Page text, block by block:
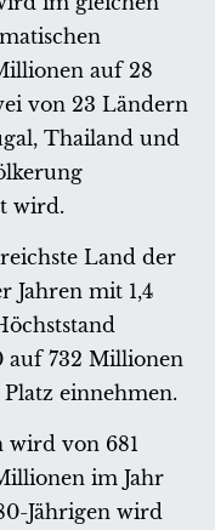
auf 28
von 23 Ländern
Thailand und
wird.
Land der
Jahren mit 1,4
auf 732 Millionen
einnehmen.
von 681
im Jahr
Jährigen wird